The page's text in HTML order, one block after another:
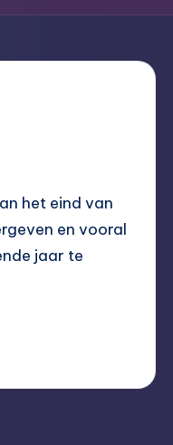
het eind van
en vooral
jaar te